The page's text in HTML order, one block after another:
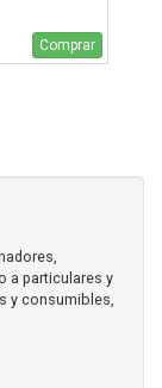
Comprar
a particulares y
y consumibles,